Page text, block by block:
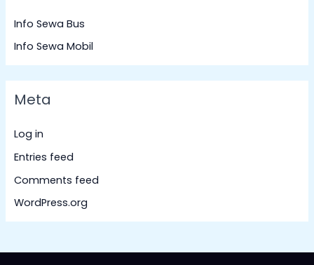
Info Sewa Bus
Info Sewa Mobil
Meta
Log in
Entries feed
Comments feed
WordPress.org